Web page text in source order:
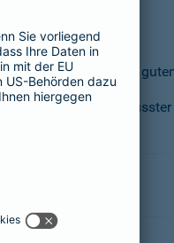
ist es wichtig, mit